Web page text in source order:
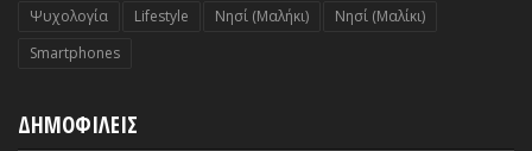
Ψυχολογία
Lifestyle Nησί (Μαλήκι)
Nησί (Μαλίκι)
Smartphones
ΔΗΜΟΦΙΛΕΙΣ